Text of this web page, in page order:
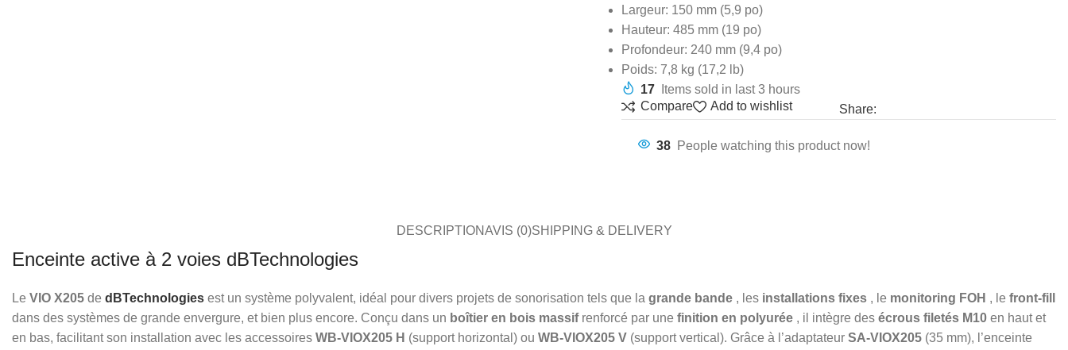
Largeur: 150 mm (5,9 po)
Hauteur: 485 mm (19 po)
Profondeur: 240 mm (9,4 po)
Poids: 7,8 kg (17,2 lb)
17
Items sold in last 3 hours
Compare
Add to wishlist Share:
38 People watching this product now!
DESCRIPTIONAVIS (0)SHIPPING & DELIVERY
Enceinte active à 2 voies dBTechnologies
Le VIO X205 de dBTechnologies est un système polyvalent, idéal pour divers projets de sonorisation tels que la grande bande , les installations fixes , le monitoring FOH , le front-fill
dans des systèmes de grande envergure, et bien plus encore. Conçu dans un boîtier en bois massifrenforcé par une finition en polyurée , il intègre des écrous filetés M10 en haut et
en bas, facilitant son installation avec les accessoires WB-VIOX205 H (support horizontal) ou WB-VIOX205 V (support vertical). Grâce à l’adaptateur SA-VIOX205 (35 mm), l’enceinte